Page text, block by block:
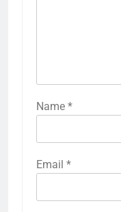
Name *
Email *